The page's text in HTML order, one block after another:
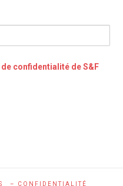
confidentialité de S&F
– CONFIDENTIALITÉ